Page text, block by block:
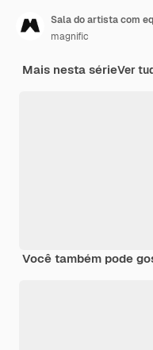
Sala do artista com
magnific
Mais nesta sérieVer
Você também pode